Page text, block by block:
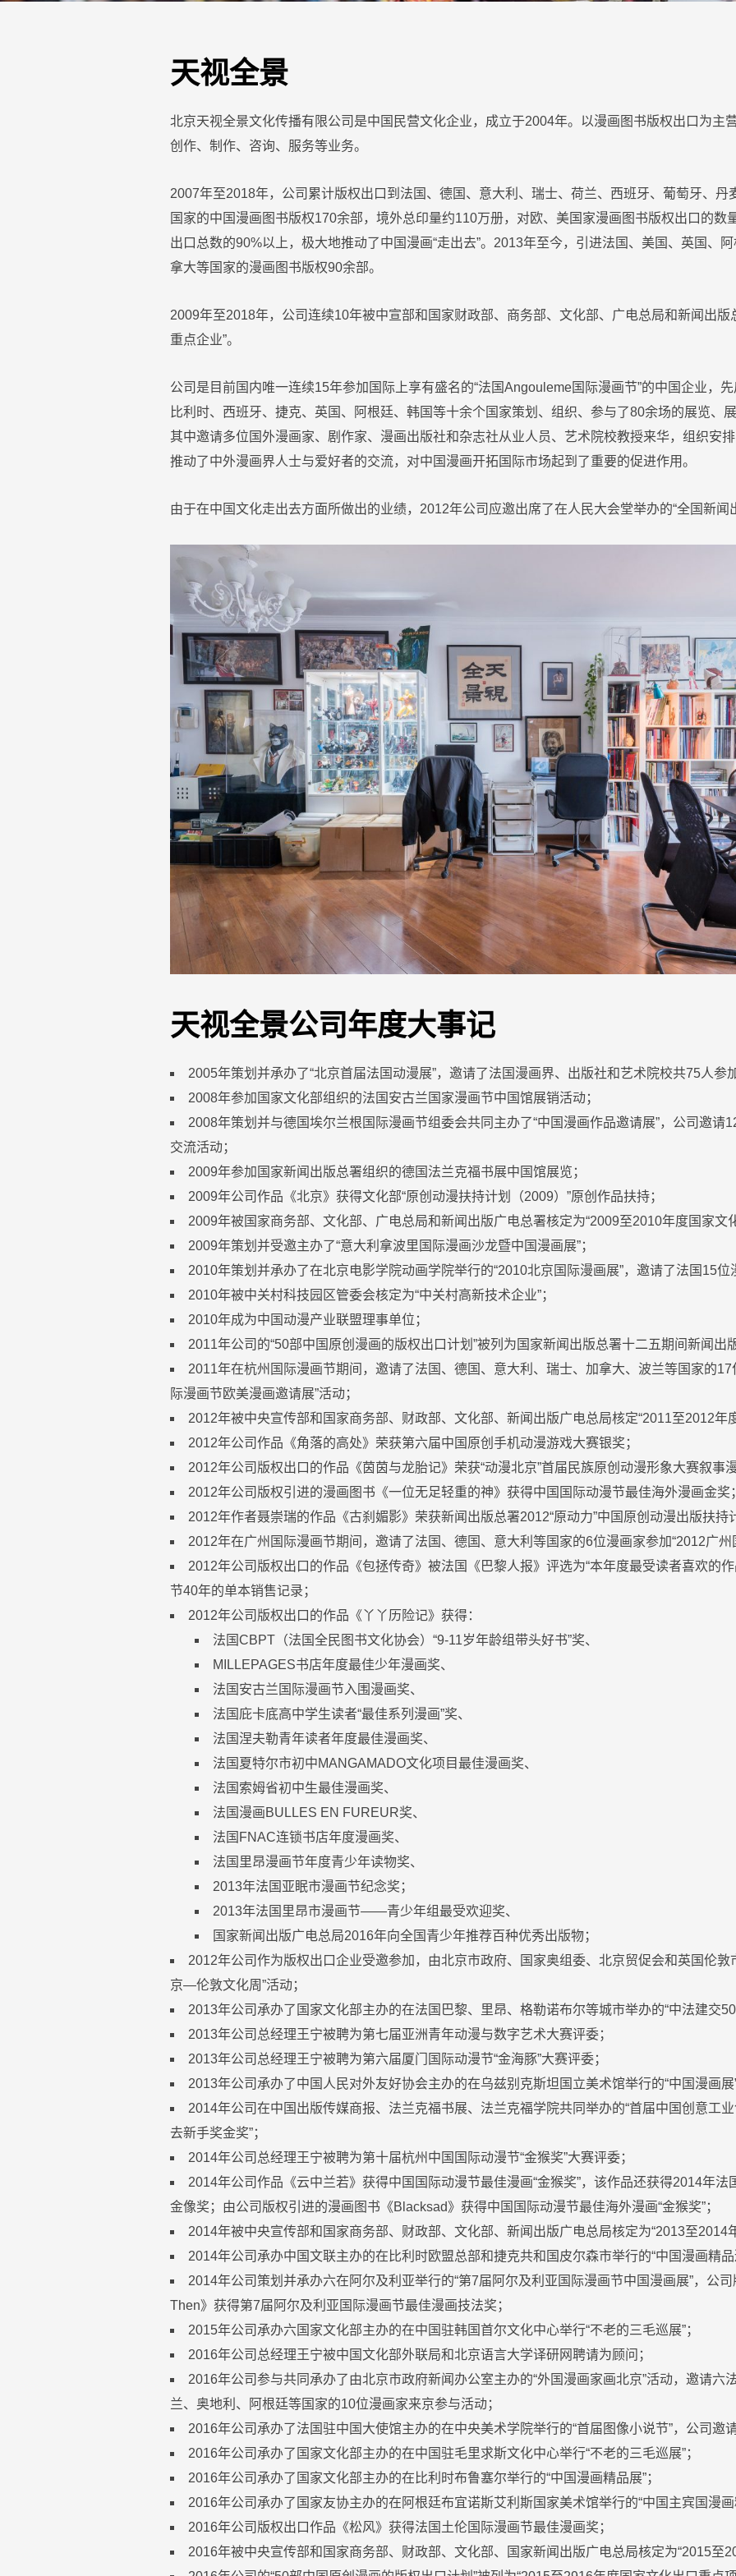
天视全景
北京天视全景文化传播有限公司是中国民营文化企业，成立于2004年。 以漫画图书版权出口为主
创作、制作、咨询、服务等业务。
2007年至2018年，公司累计版权出口到法国、德国、意大利、瑞士、荷兰、西班牙、葡萄牙、丹
国家的中国漫画图书版权170余部，境外总印量约110万册，对欧、美国家漫画图书版权出口的数
出口总数的90%以上，极大地推动了中国漫画“走出去”。 2013年至今，引进法国、美国、英国、
拿大等国家的漫画图书版权90余部。
2009年至2018年，公司连续10年被中宣部和国家财政部、商务部、文化部、广电总局和新闻出版
重点企业”。
公司是目前国内唯一连续15年参加国际上享有盛名的“法国Angouleme国际漫画节”的中国企业，
比利时、西班牙、捷克、英国、阿根廷、韩国等十余个国家策划、组织、参与了80余场的展览、
其中邀请多位国外漫画家、剧作家、漫画出版社和杂志社从业人员、艺术院校教授来华，组织安
推动了中外漫画界人士与爱好者的交流，对中国漫画开拓国际市场起到了重要的促进作用。
由于在中国文化走出去方面所做出的业绩，2012年公司应邀出席了在人民大会堂举办的“全国新闻
天视全景公司年度大事记
2005年策划并承办了“北京首届法国动漫展”，邀请了法国漫画界、出版社和艺术院校共75人参
2008年参加国家文化部组织的法国安古兰国家漫画节中国馆展销活动；
2008年策划并与德国埃尔兰根国际漫画节组委会共同主办了“中国漫画作品邀请展”，公司邀请
交流活动；
2009年参加国家新闻出版总署组织的德国法兰克福书展中国馆展览；
2009年公司作品《北京》获得文化部“原创动漫扶持计划（2009）”原创作品扶持；
2009年被国家商务部、文化部、广电总局和新闻出版广电总署核定为“2009至2010年度国家文
2009年策划并受邀主办了“意大利拿波里国际漫画沙龙暨中国漫画展”；
2010年策划并承办了在北京电影学院动画学院举行的“2010北京国际漫画展”，邀请了法国15位
2010年被中关村科技园区管委会核定为“中关村高新技术企业”；
2010年成为中国动漫产业联盟理事单位；
2011年公司的“50部中国原创漫画的版权出口计划”被列为国家新闻出版总署十二五期间新闻出
2011年在杭州国际漫画节期间，邀请了法国、德国、意大利、瑞士、加拿大、波兰等国家的
际漫画节欧美漫画邀请展”活动；
2012年被中央宣传部和国家商务部、财政部、文化部、新闻出版广电总局核定“2011至2012年
2012年公司作品《角落的高处》荣获第六届中国原创手机动漫游戏大赛银奖；
2012年公司版权出口的作品《茵茵与龙胎记》荣获“动漫北京”首届民族原创动漫形象大赛叙事
2012年公司版权引进的漫画图书《一位无足轻重的神》获得中国国际动漫节最佳海外漫画金奖
2012年作者聂崇瑞的作品《古刹媚影》荣获新闻出版总署2012“原动力”中国原创动漫出版扶持
2012年在广州国际漫画节期间，邀请了法国、德国、意大利等国家的6位漫画家参加“2012广
2012年公司版权出口的作品《包拯传奇》被法国《巴黎人报》评选为“本年度最受读者喜欢的
节40年的单本销售记录；
2012年公司版权出口的作品《丫丫历险记》获得：
法国CBPT（法国全民图书文化协会）“9-11岁年龄组带头好书”奖、
MILLEPAGES书店年度最佳少年漫画奖、
法国安古兰国际漫画节入围漫画奖、
法国庇卡底高中学生读者“最佳系列漫画”奖、
法国涅夫勒青年读者年度最佳漫画奖、
法国夏特尔市初中MANGAMADO文化项目最佳漫画奖、
法国索姆省初中生最佳漫画奖、
法国漫画BULLES EN FUREUR奖、
法国FNAC连锁书店年度漫画奖、
法国里昂漫画节年度青少年读物奖、
2013年法国亚眠市漫画节纪念奖；
2013年法国里昂市漫画节——青少年组最受欢迎奖、
国家新闻出版广电总局2016年向全国青少年推荐百种优秀出版物；
2012年公司作为版权出口企业受邀参加，由北京市政府、国家奥组委、北京贸促会和英国伦敦
京—伦敦文化周”活动；
2013年公司承办了国家文化部主办的在法国巴黎、里昂、格勒诺布尔等城市举办的“中法建交
2013年公司总经理王宁被聘为第七届亚洲青年动漫与数字艺术大赛评委；
2013年公司总经理王宁被聘为第六届厦门国际动漫节“金海豚”大赛评委；
2013年公司承办了中国人民对外友好协会主办的在乌兹别克斯坦国立美术馆举行的“中国漫画展
2014年公司在中国出版传媒商报、法兰克福书展、法兰克福学院共同举办的“首届中国创意工
去新手奖金奖”；
2014年公司总经理王宁被聘为第十届杭州中国国际动漫节“金猴奖”大赛评委；
2014年公司作品《云中兰若》获得中国国际动漫节最佳漫画“金猴奖”，该作品还获得2014年
金像奖；由公司版权引进的漫画图书《Blacksad》获得中国国际动漫节最佳海外漫画“金猴奖”；
2014年被中央宣传部和国家商务部、财政部、文化部、新闻出版广电总局核定为“2013至2014
2014年公司承办中国文联主办的在比利时欧盟总部和捷克共和国皮尔森市举行的“中国漫画精品
2014年公司策划并承办六在阿尔及利亚举行的“第7届阿尔及利亚国际漫画节中国漫画展”，公
Then》获得第7届阿尔及利亚国际漫画节最佳漫画技法奖；
2015年公司承办六国家文化部主办的在中国驻韩国首尔文化中心举行“不老的三毛巡展”；
2016年公司总经理王宁被中国文化部外联局和北京语言大学译研网聘请为顾问；
2016年公司参与共同承办了由北京市政府新闻办公室主办的“外国漫画家画北京”活动，邀请六
兰、奥地利、阿根廷等国家的10位漫画家来京参与活动；
2016年公司承办了法国驻中国大使馆主办的在中央美术学院举行的“首届图像小说节”，公司邀
2016年公司承办了国家文化部主办的在中国驻毛里求斯文化中心举行“不老的三毛巡展”；
2016年公司承办了国家文化部主办的在比利时布鲁塞尔举行的“中国漫画精品展”；
2016年公司承办了国家友协主办的在阿根廷布宜诺斯艾利斯国家美术馆举行的“中国主宾国漫画
2016年公司版权出口作品《松风》获得法国土伦国际漫画节最佳漫画奖；
2016年被中央宣传部和国家商务部、财政部、文化部、国家新闻出版广电总局核定为“2015至